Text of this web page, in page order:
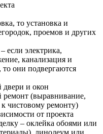
то установка и
проемов и других
если электрика,
канализация и
то они подвергаются
двери и окон
ремонт (выравнивание,
чистовому ремонту)
от проекта
– оклейка обоями или